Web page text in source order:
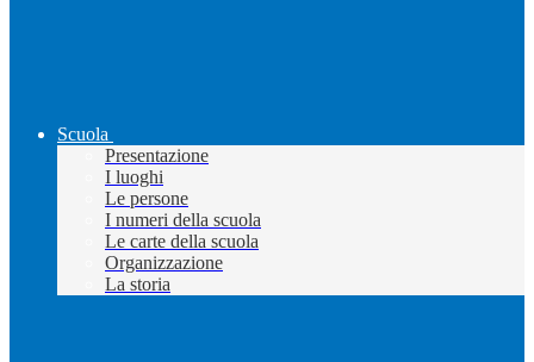
Scuola
Presentazione
I luoghi
Le persone
I numeri della scuola
Le carte della scuola
Organizzazione
La storia